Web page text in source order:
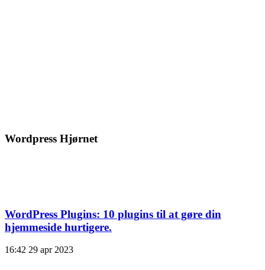
Wordpress Hjørnet
WordPress Plugins: 10 plugins til at gøre din
hjemmeside hurtigere.
16:42 29 apr 2023